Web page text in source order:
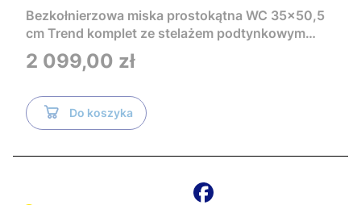
Bezkołnierzowa miska prostokątna WC 35x50,5
cm Trend komplet ze stelażem podtynkowym
Tece i czarnym przyciskiem TeceNow
TR2216+Tece
Cena
2 099,00 zł
Do koszyka